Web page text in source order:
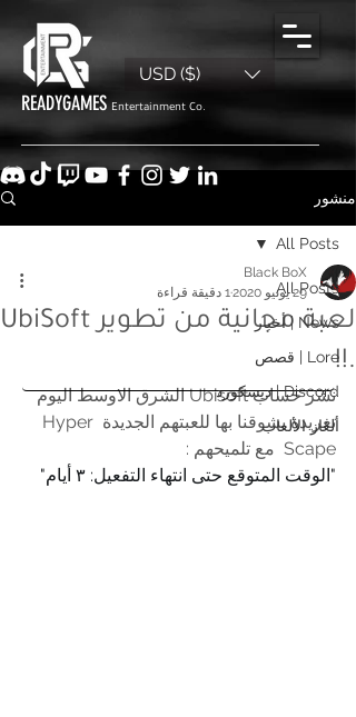
USD ($)
READYGAMES Entertainment Co.
منشور
All Posts
News | أخبار
Lore | قصص
Discord | ديسكورد
ألغاز الألعاب
All Posts
لعبة مجانية من تطوير UbiSoft
.!!
Black BoX
29 يونيو 2020
1 دقيقة قراءة
نشر حساب Ubisoft الشرق الاوسط اليوم
تغريدة يشوقنا بها للعبتهم الجديدة Hyper
Scape  مع تلميحهم :
"الوقت المتوقع حتى انتهاء التفعيل: ٣ أيام"